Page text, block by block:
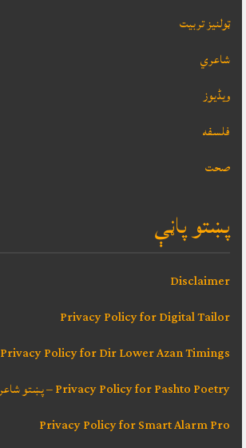
ټولنيز تربيت
شاعري
ویڈیوز
فلسفه
صحت
پښتو پاڼې
Disclaimer
Privacy Policy for Digital Tailor
Privacy Policy for Dir Lower Azan Timings
Privacy Policy for Pashto Poetry – پښتو شاعري
Privacy Policy for Smart Alarm Pro